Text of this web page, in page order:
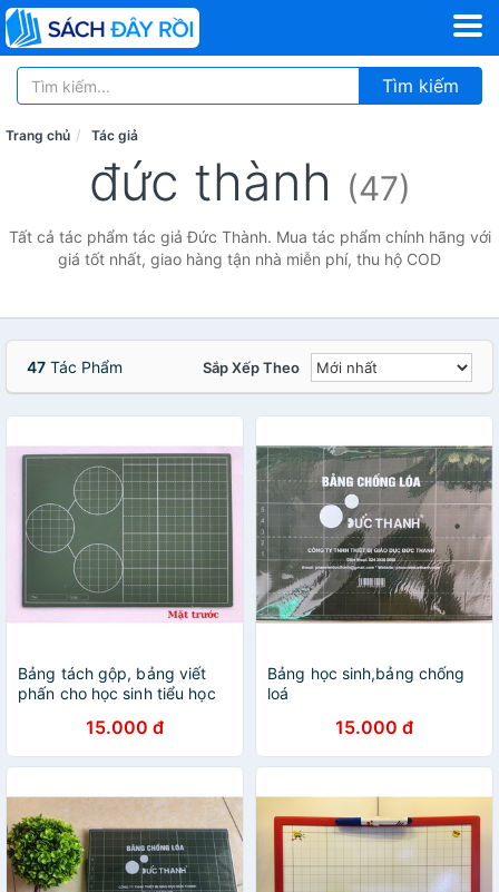
Tìm kiếm
Trang chủ Tác giả
đức thành (47)
Tất cả tác phẩm tác giả Đức Thành. Mua tác phẩm chính hãng với
giá tốt nhất, giao hàng tận nhà miễn phí, thu hộ COD
47 Tác Phẩm Sắp Xếp Theo
Bảng tách gộp, bảng viết
phấn cho học sinh tiểu học
15.000 đ
Bảng học sinh,bảng chống
loá
15.000 đ